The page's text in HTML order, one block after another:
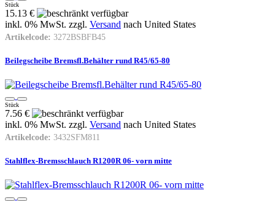
Stück
15.13 €
inkl. 0% MwSt. zzgl. Versand nach United States
Artikelcode: 3272BSBFB45
Beilegscheibe Bremsfl.Behälter rund R45/65-80
Stück
7.56 €
inkl. 0% MwSt. zzgl. Versand nach United States
Artikelcode: 3432SFM811
Stahlflex-Bremsschlauch R1200R 06- vorn mitte